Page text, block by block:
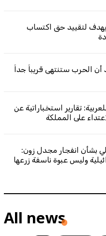
يهدف لتقييد حق اكتساب
أن الحرب ستنتهي قريباً جداً
تقارير استخباراتية عن
على المملكة
بشأن انفجار مجدل زون:
وليس عبوة ناسفة زرعها
All news